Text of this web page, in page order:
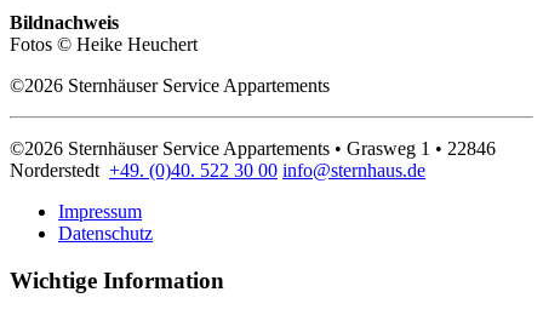
Bildnachweis
Fotos © Heike Heuchert
©2026 Sternhäuser Service Appartements
©2026 Sternhäuser Service Appartements • Grasweg 1 • 22846
Norderstedt +49. (0)40. 522 30 00 info@sternhaus.de
Impressum
Datenschutz
Wichtige Information